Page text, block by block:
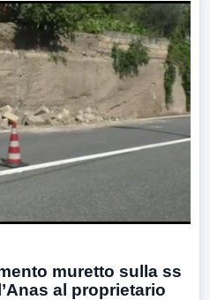
muretto sulla ss
al proprietario